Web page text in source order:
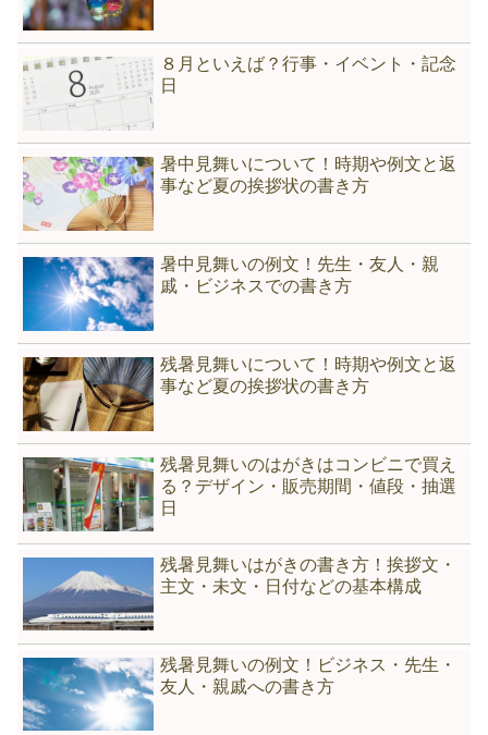
８月といえば？行事・イベント・記念
日
暑中見舞いについて！時期や例文と返
事など夏の挨拶状の書き方
暑中見舞いの例文！先生・友人・親
戚・ビジネスでの書き方
残暑見舞いについて！時期や例文と返
事など夏の挨拶状の書き方
残暑見舞いのはがきはコンビニで買え
る？デザイン・販売期間・値段・抽選
日
残暑見舞いはがきの書き方！挨拶文・
主文・未文・日付などの基本構成
残暑見舞いの例文！ビジネス・先生・
友人・親戚への書き方